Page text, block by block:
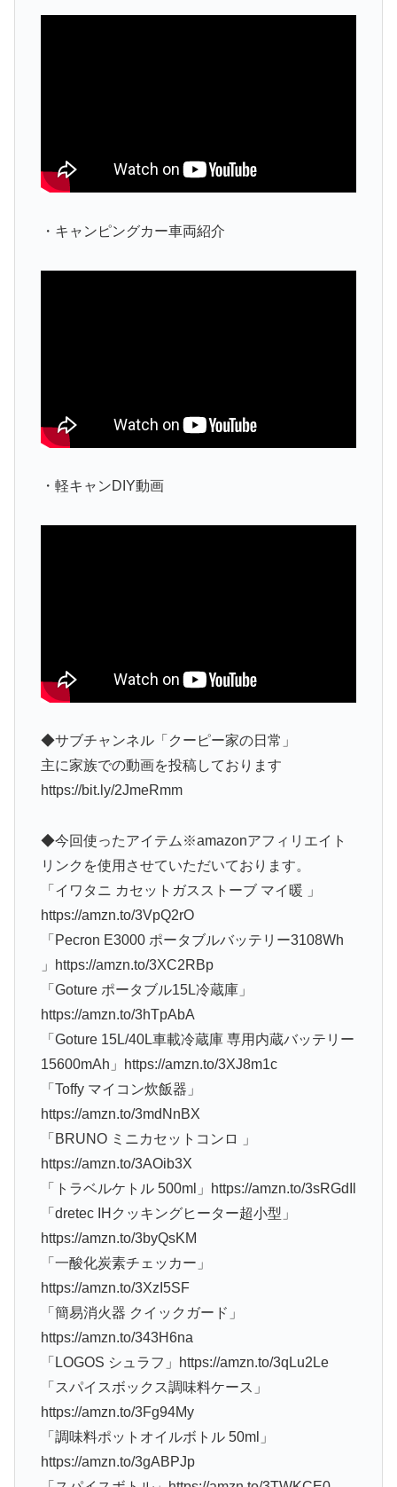
・キャンピングカー車両紹介
・軽キャンDIY動画
◆サブチャンネル「クーピー家の日常」
主に家族での動画を投稿しております
https://bit.ly/2JmeRmm
◆今回使ったアイテム※amazonアフィリエイト
リンクを使用させていただいております。
「イワタニ カセットガスストーブ マイ暖 」
https://amzn.to/3VpQ2rO
「Pecron E3000 ポータブルバッテリー3108Wh
」https://amzn.to/3XC2RBp
「Goture ポータブル15L冷蔵庫」
https://amzn.to/3hTpAbA
「Goture 15L/40L車載冷蔵庫 専用内蔵バッテリー
15600mAh」https://amzn.to/3XJ8m1c
「Toffy マイコン炊飯器」
https://amzn.to/3mdNnBX
「BRUNO ミニカセットコンロ 」
https://amzn.to/3AOib3X
「トラベルケトル 500ml」https://amzn.to/3sRGdIl
「dretec IHクッキングヒーター超小型」
https://amzn.to/3byQsKM
「一酸化炭素チェッカー」
https://amzn.to/3XzI5SF
「簡易消火器 クイックガード」
https://amzn.to/343H6na
「LOGOS シュラフ」https://amzn.to/3qLu2Le
「スパイスボックス調味料ケース」
https://amzn.to/3Fg94My
「調味料ポットオイルボトル 50ml」
https://amzn.to/3gABPJp